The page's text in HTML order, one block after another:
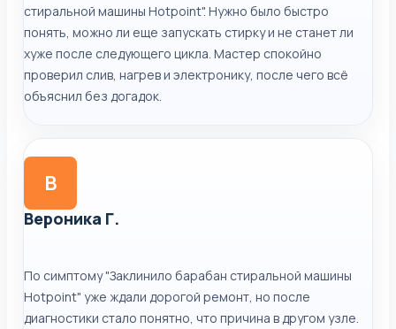
стиральной машины Hotpoint". Нужно было быстро
понять, можно ли еще запускать стирку и не станет ли
хуже после следующего цикла. Мастер спокойно
проверил слив, нагрев и электронику, после чего всё
объяснил без догадок.
В
Вероника Г.
По симптому "Заклинило барабан стиральной машины
Hotpoint" уже ждали дорогой ремонт, но после
диагностики стало понятно, что причина в другом узле.